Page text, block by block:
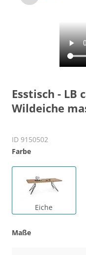
Esstisch - LB
Wildeiche
ID 9150502
Farbe
Eiche
Maße